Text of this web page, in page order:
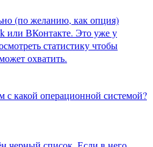
(по желанию, как опция)
или ВКонтакте. Это уже у
статистику чтобы
охватить.
с какой операционной системой?